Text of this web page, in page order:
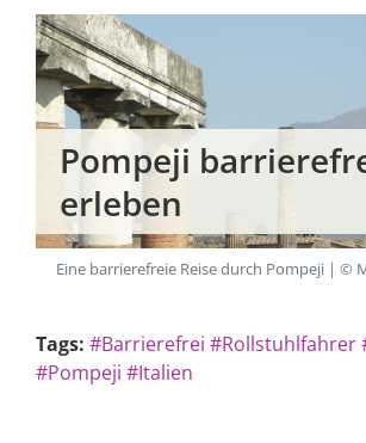
Pompeji
erleben
Eine barrierefreie Reise durch Pompeji | ©
Tags: #Barrierefrei #Rollstuhlfahrer
#Pompeji #Italien